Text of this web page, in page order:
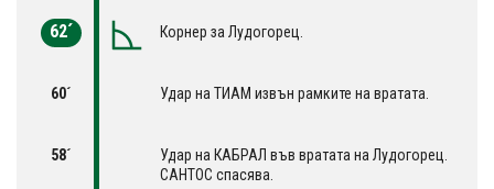
62´ Корнер за Лудогорец.
60´ Удар на ТИАМ извън рамките на вратата.
58´
Удар на КАБРАЛ във вратата на Лудогорец.
САНТОС спасява.